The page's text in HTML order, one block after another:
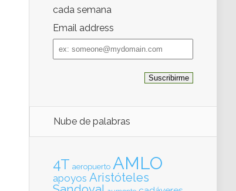
cada semana
Email address
Email
address
Nube de palabras
4T aeropuerto AMLO
apoyos Aristóteles